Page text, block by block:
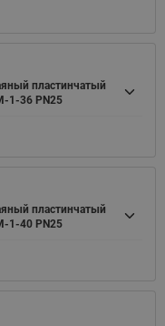
пластинчатый
1-36 PN25
пластинчатый
1-40 PN25